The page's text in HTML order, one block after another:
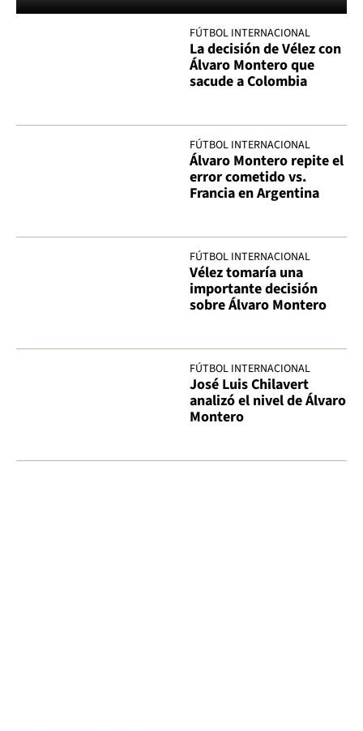
FÚTBOL INTERNACIONAL
La decisión de Vélez con
Álvaro Montero que
sacude a Colombia
FÚTBOL INTERNACIONAL
Álvaro Montero repite el
error cometido vs.
Francia en Argentina
FÚTBOL INTERNACIONAL
Vélez tomaría una
importante decisión
sobre Álvaro Montero
FÚTBOL INTERNACIONAL
José Luis Chilavert
analizó el nivel de Álvaro
Montero